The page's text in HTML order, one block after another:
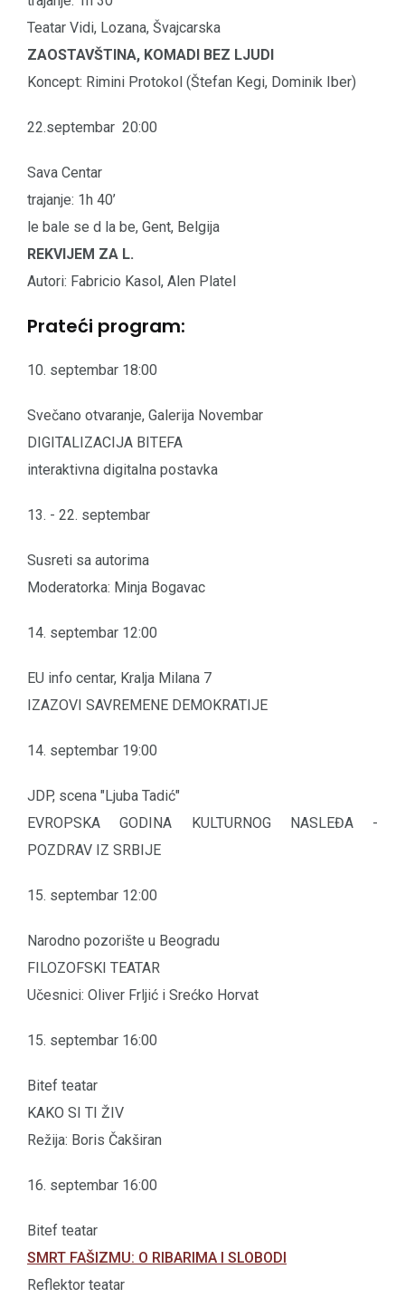
Teatar Vidi, Lozana, Švajcarska
ZAOSTAVŠTINA, KOMADI BEZ LJUDI
Koncept: Rimini Protokol (Štefan Kegi, Dominik Iber)
22.septembar 20:00
Sava Centar
trajanje: 1h 40’
le bale se d la be, Gent, Belgija
REKVIJEM ZA L.
Autori: Fabricio Kasol, Alen Platel
Prateći program:
10. septembar 18:00
Svečano otvaranje, Galerija Novembar
DIGITALIZACIJA BITEFA
interaktivna digitalna postavka
13. - 22. septembar
Susreti sa autorima
Moderatorka: Minja Bogavac
14. septembar 12:00
EU info centar, Kralja Milana 7
IZAZOVI SAVREMENE DEMOKRATIJE
14. septembar 19:00
JDP, scena "Ljuba Tadić"
EVROPSKA GODINA KULTURNOG NASLEĐA -
POZDRAV IZ SRBIJE
15. septembar 12:00
Narodno pozorište u Beogradu
FILOZOFSKI TEATAR
Učesnici: Oliver Frljić i Srećko Horvat
15. septembar 16:00
Bitef teatar
KAKO SI TI ŽIV
Režija: Boris Čakširan
16. septembar 16:00
Bitef teatar
SMRT FAŠIZMU: O RIBARIMA I SLOBODI
Reflektor teatar